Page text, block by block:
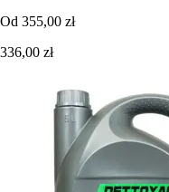
Od 355,00 zł
336,00 zł